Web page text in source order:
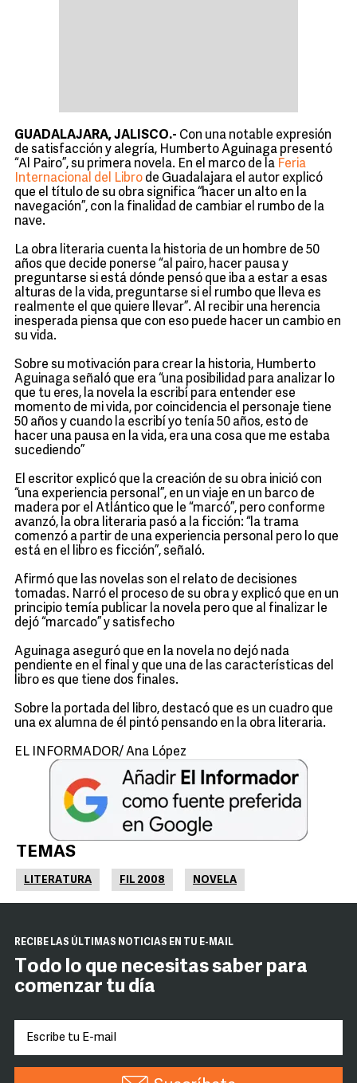
GUADALAJARA, JALISCO.- Con una notable expresión
de satisfacción y alegría, Humberto Aguinaga presentó
“Al Pairo”, su primera novela. En el marco de la Feria
Internacional del Libro de Guadalajara el autor explicó
que el título de su obra significa “hacer un alto en la
navegación”, con la finalidad de cambiar el rumbo de la
nave.
La obra literaria cuenta la historia de un hombre de 50
años que decide ponerse “al pairo, hacer pausa y
preguntarse si está dónde pensó que iba a estar a esas
alturas de la vida, preguntarse si el rumbo que lleva es
realmente el que quiere llevar”. Al recibir una herencia
inesperada piensa que con eso puede hacer un cambio en
su vida.
Sobre su motivación para crear la historia, Humberto
Aguinaga señaló que era “una posibilidad para analizar lo
que tu eres, la novela la escribí para entender ese
momento de mi vida, por coincidencia el personaje tiene
50 años y cuando la escribí yo tenía 50 años, esto de
hacer una pausa en la vida, era una cosa que me estaba
sucediendo”
El escritor explicó que la creación de su obra inició con
“una experiencia personal”, en un viaje en un barco de
madera por el Atlántico que le “marcó”, pero conforme
avanzó, la obra literaria pasó a la ficción: “la trama
comenzó a partir de una experiencia personal pero lo que
está en el libro es ficción”, señaló.
Afirmó que las novelas son el relato de decisiones
tomadas. Narró el proceso de su obra y explicó que en un
principio temía publicar la novela pero que al finalizar le
dejó “marcado” y satisfecho
Aguinaga aseguró que en la novela no dejó nada
pendiente en el final y que una de las características del
libro es que tiene dos finales.
Sobre la portada del libro, destacó que es un cuadro que
una ex alumna de él pintó pensando en la obra literaria.
EL INFORMADOR/ Ana López
TEMAS
LITERATURA FIL 2008 NOVELA
RECIBE LAS ÚLTIMAS NOTICIAS EN TU E-MAIL
Todo lo que necesitas saber para
comenzar tu día